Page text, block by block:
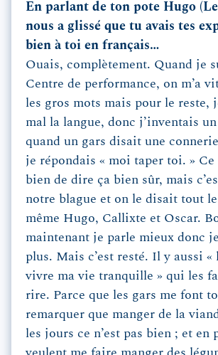
En parlant de ton pote Hugo
nous a glissé que tu avais tes
bien à toi en français…
Ouais, complètement. Quand je
Centre de performance, on m’a
les gros mots mais pour le reste,
mal la langue, donc j’inventais
quand un gars disait une
je répondais « moi taper toi. » Ce
bien de dire ça bien sûr, mais
notre blague et on le disait tout
même Hugo, Callixte et Oscar.
maintenant je parle mieux donc
plus. Mais c’est resté. Il y aussi «
vivre ma vie tranquille » qui les
rire. Parce que les gars me font
remarquer que manger de la
les jours ce n’est pas bien ; et en